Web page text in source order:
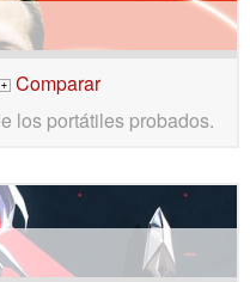
+
Comparar
los portátiles probados.